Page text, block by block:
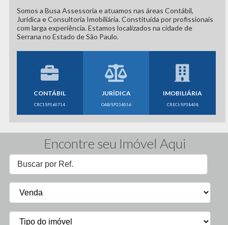
Somos a Busa Assessoria e atuamos nas áreas Contábil,
Jurídica e Consultoria Imobiliária. Constituída por profissionais
com larga experiência. Estamos localizados na cidade de
Serrana no Estado de São Paulo.
CONTÁBIL
CRC1SP160714
JURÍDICA
OAB/SP234056
IMOBILIÁRIA
CRECI/SP38408
Encontre seu Imóvel Aqui